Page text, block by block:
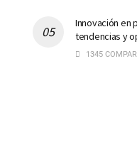
Innovación en
tendencias y
1345